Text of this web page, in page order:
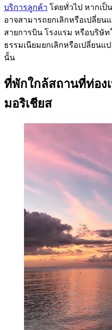
บริการลูกค้า โดยทั่วไป หากเป็
อาจสามารถยกเลิกหรือเปลี่ยน
สายการบิน โรงแรม หรือบริษั
ธรรมเนียมยกเลิกหรือเปลี่ยนแ
นั้น
ที่พักใกล้สถานที่ท่อง
มอริเชียส